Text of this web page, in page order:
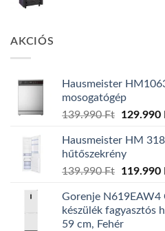
AKCIÓS
Hausmeister
mosogatógép
139.990Ft
Original
was:
139.990
129.990
Hausmeister HM
hűtőszekrény
139.990Ft
Original
was:
139.990
119.990
Gorenje N619EAW4
készülék fagyasztós
59 cm, Fehér